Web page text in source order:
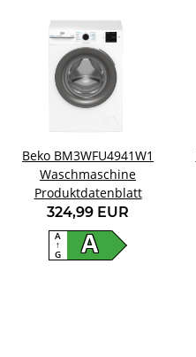
Beko BM3WFU4941W1
Waschmaschine
Produktdatenblatt
324,99 EUR
A
A
↑
G